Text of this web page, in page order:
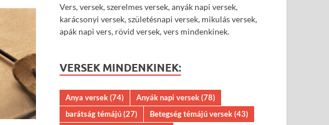
Vers, versek, szerelmes versek, anyák napi versek,
karácsonyi versek, születésnapi versek, mikulás versek,
apák napi vers, rövid versek, vers mindenkinek.
VERSEK MINDENKINEK:
Anya versek(74) Anyák napi versek(78)
barátság témájú(27) Betegség témájú versek(43)